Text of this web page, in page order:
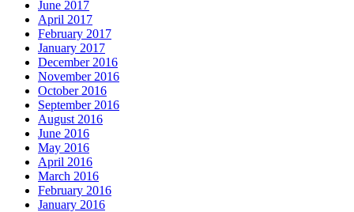
June 2017
April 2017
February 2017
January 2017
December 2016
November 2016
October 2016
September 2016
August 2016
June 2016
May 2016
April 2016
March 2016
February 2016
January 2016